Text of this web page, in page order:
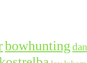
bowhunting